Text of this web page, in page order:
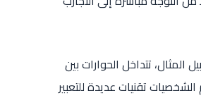
تتداخل الحوارات بين
تقنيات عديدة للتعبير